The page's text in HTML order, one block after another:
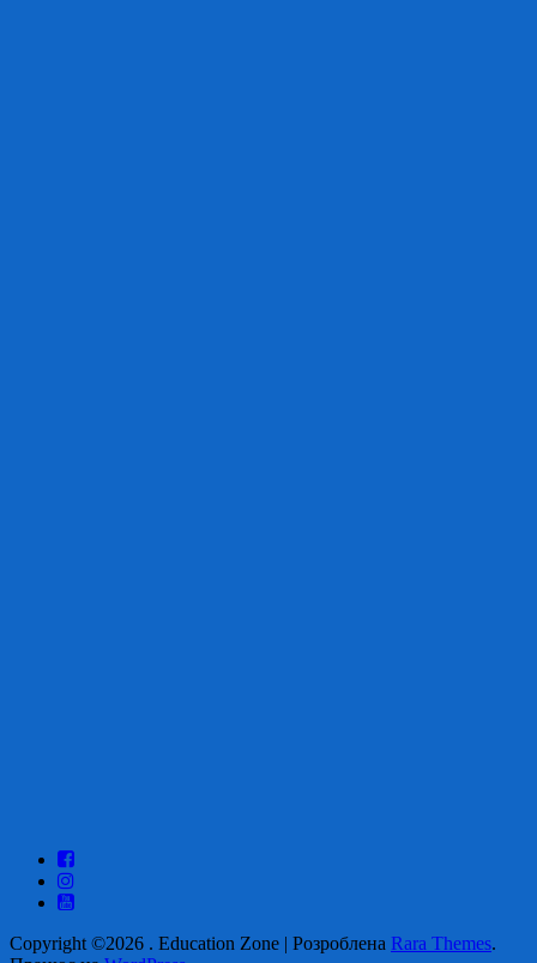
Copyright ©2026 . Education Zone | Розроблена Rara Themes.